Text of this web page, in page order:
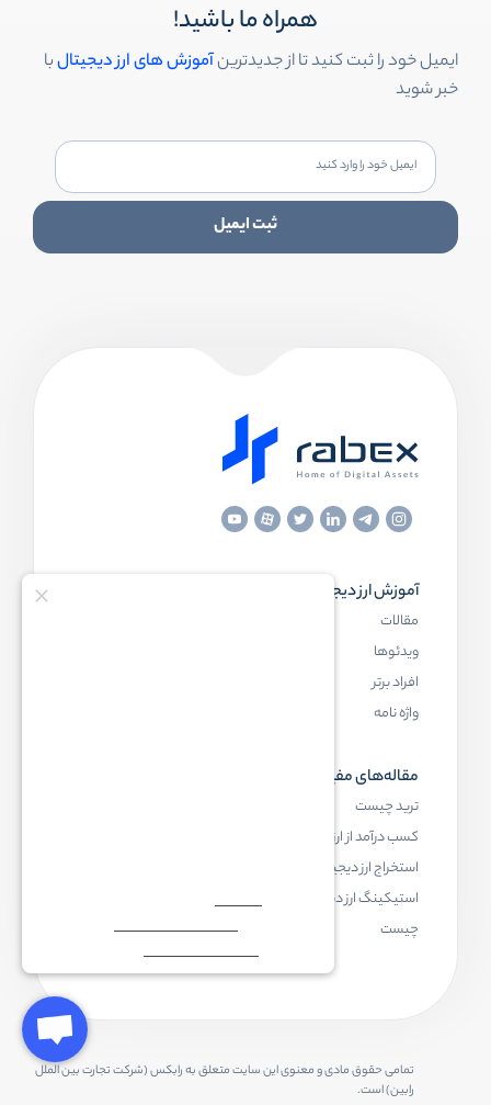
همراه ما باشید!
ایمیل خود را ثبت کنید تا از جدیدترینآموزش های ارز دیجیتالبا
خبر شوید
ثبت ایمیل
آموزش ارز دیجیتال
مقالات
ویدئوها
افراد برتر
واژه نامه
مقاله‌های مفید
ترید چیست
کسب درآمد از ارز دیجیتال
استخراج ارز دیجیتال چیست
استیکینگ ارز دیجیتال
چیست
تمامی حقوق مادی و معنوی این سایت متعلق به رابکس (شرکت تجارت بین الملل
رابین) است.